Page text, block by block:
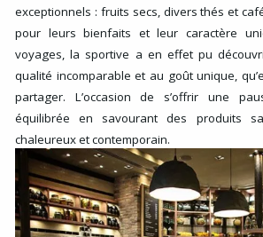
exceptionnels : fruits secs, divers thés et
pour leurs bienfaits et leur caractère
voyages, la sportive a en effet pu
qualité incomparable et au goût unique,
partager. L’occasion de s’offrir une
équilibrée en savourant des produits
chaleureux et contemporain.